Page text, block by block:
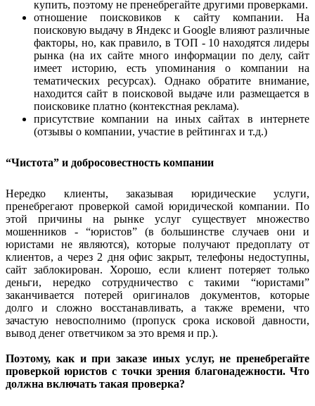
купить, поэтому не пренебрегайте другими проверками.
отношение поисковиков к сайту компании. На
поисковую выдачу в Яндекс и Google влияют различные
факторы, но, как правило, в ТОП - 10 находятся лидеры
рынка (на их сайте много информации по делу, сайт
имеет историю, есть упоминания о компании на
тематических ресурсах). Однако обратите внимание,
находится сайт в поисковой выдаче или размещается в
поисковике платно (контекстная реклама).
присутствие компании на иных сайтах в интернете
(отзывы о компании, участие в рейтингах и т.д.)
“Чистота” и добросовестность компании
Нередко клиенты, заказывая юридические услуги,
пренебрегают проверкой самой юридической компании. По
этой причины на рынке услуг существует множество
мошенников - “юристов” (в большинстве случаев они и
юристами не являются), которые получают предоплату от
клиентов, а через 2 дня офис закрыт, телефоны недоступны,
сайт заблокирован. Хорошо, если клиент потеряет только
деньги, нередко сотрудничество с такими “юристами”
заканчивается потерей оригиналов документов, которые
долго и сложно восстанавливать, а также времени, что
зачастую невосполнимо (пропуск срока исковой давности,
вывод денег ответчиком за это время и пр.).
Поэтому, как и при заказе иных услуг, не пренебрегайте
проверкой юристов с точки зрения благонадежности. Что
должна включать такая проверка?